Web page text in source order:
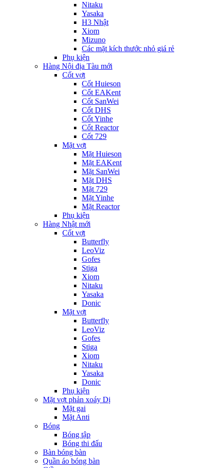
Nitaku
Yasaka
H3 Nhật
Xiom
Mizuno
Các mặt kích thước nhỏ giá rẻ
Phụ kiện
Hàng Nội địa Tàu mới
Cốt vợt
Cốt Huieson
Cốt EAKent
Cốt SanWei
Cốt DHS
Cốt Yinhe
Cốt Reactor
Cốt 729
Mặt vợt
Mặt Huieson
Mặt EAKent
Mặt SanWei
Mặt DHS
Mặt 729
Mặt Yinhe
Mặt Reactor
Phụ kiện
Hàng Nhật mới
Cốt vợt
Butterfly
LeoViz
Gofes
Stiga
Xiom
Nitaku
Yasaka
Donic
Mặt vợt
Butterfly
LeoViz
Gofes
Stiga
Xiom
Nitaku
Yasaka
Donic
Phụ kiện
Mặt vợt phản xoáy Dị
Mặt gai
Mặt Anti
Bóng
Bóng tập
Bóng thi đấu
Bàn bóng bàn
Quần áo bóng bàn